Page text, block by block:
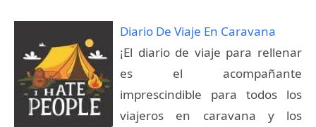
Diario De Viaje En Caravana
¡El diario de viaje para rellenar
es el acompañante
imprescindible para todos los
viajeros en caravana y los